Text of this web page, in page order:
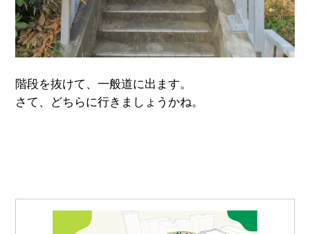
階段を抜けて、一般道に出ます。
さて、どちらに行きましょうかね。